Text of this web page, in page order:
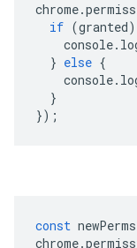
chrome.
if (granted)
console.
} else {
console.
}
});
const newPerms
chrome.